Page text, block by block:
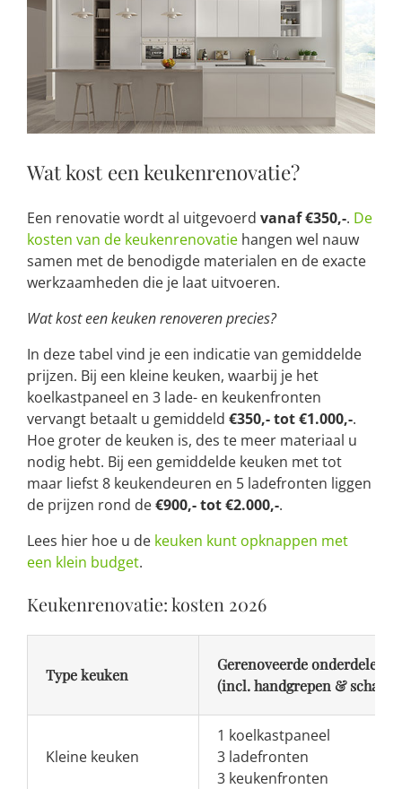
Wat kost een keukenrenovatie?
Een renovatie wordt al uitgevoerd vanaf €350,-. De
kosten van de keukenrenovatie hangen wel nauw
samen met de benodigde materialen en de exacte
werkzaamheden die je laat uitvoeren.
Wat kost een keuken renoveren precies?
In deze tabel vind je een indicatie van gemiddelde
prijzen. Bij een kleine keuken, waarbij je het
koelkastpaneel en 3 lade- en keukenfronten
vervangt betaalt u gemiddeld €350,- tot €1.000,-.
Hoe groter de keuken is, des te meer materiaal u
nodig hebt. Bij een gemiddelde keuken met tot
maar liefst 8 keukendeuren en 5 ladefronten liggen
de prijzen rond de€900,- tot €2.000,-.
Lees hier hoe u de keuken kunt opknappen met
een klein budget.
Keukenrenovatie: kosten 2026
Type keuken
Gerenoveerde onderdelen
(incl. handgrepen &
Kleine keuken
1 koelkastpaneel
3 ladefronten
3 keukenfronten